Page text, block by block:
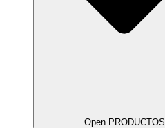
Open PRODUCTOS